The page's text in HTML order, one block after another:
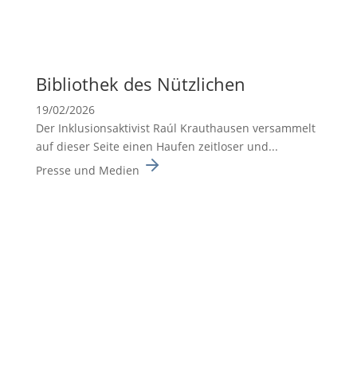
Biblio­thek des Nützli­chen
19/02/2026
Der Inklusionsaktivist Raúl Krauthausen versammelt
auf dieser Seite einen Haufen zeitloser und...
Presse und Medien